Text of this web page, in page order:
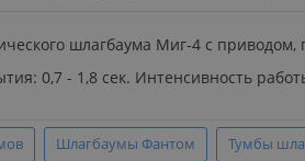
шлагбаума Миг-4 с
0,7 - 1,8 сек. Интенсивность
Шлагбаумы Фантом Тумбы